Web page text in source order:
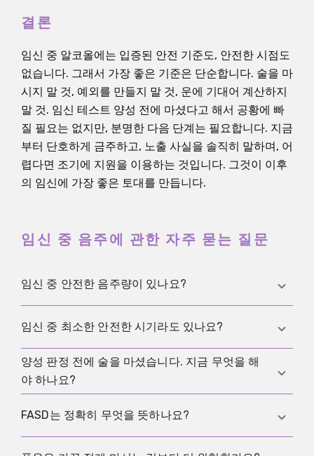
결론
임신 중 알코올에는 입증된 안전 기준도, 안전한 시점도
없습니다. 그래서 가장 좋은 기준은 단순합니다. 술을 마
시지 말 것, 예외를 만들지 말 것, 운에 기대어 계산하지
말 것. 임신 테스트 양성 전에 마셨다고 해서 공황에 빠
질 필요는 없지만, 분명한 다음 단계는 필요합니다. 지금
부터 단호하게 금주하고, 노출 사실을 솔직히 말하며, 어
렵다면 조기에 지원을 이용하는 것입니다. 그것이 이후
의 임신에 가장 좋은 토대를 만듭니다.
임신 중 음주에 관한 자주 묻는 질문
임신 중 안전한 음주량이 있나요?
입증된 안전 기준은 없습니다. 따라서 완전한 금주가
임신 중 최소한 안전한 시기라도 있나요?
없습니다. 초기 몇 주는 장기 형성에 민감하고, 이후에
도 뇌 발달은 계속 중요합니다. 그래서 권고는 처음부
양성 판정 전에 술을 마셨습니다. 지금 무엇을 해
야 하나요?
지금부터 단호하게 금주하고, 산전진료에서 이 주제를
리하는 것만으로도 초기 상담에는 충분한 경우가 많습
FASD는 정확히 무엇을 뜻하나요?